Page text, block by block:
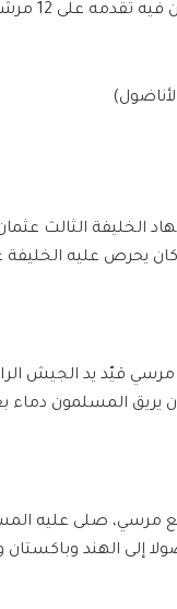
توفي مرسي
الخليفة الثالث
يحرص عليه الخليفة
قيّد يد الجيش
يريق المسلمون
مرسي، صلى عليه
الهند وباكستان